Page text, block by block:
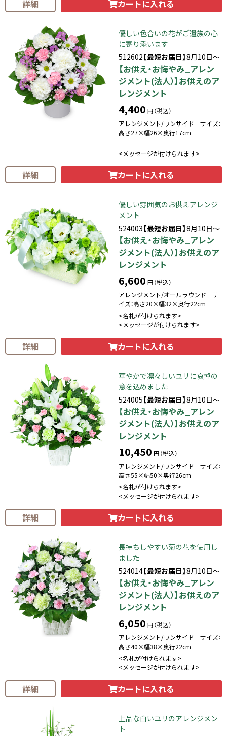
詳細 カートに入れる
優しい色合いの花がご遺族の心
に寄り添います
512602【最短お届日】8月10日～
【お供え・お悔やみ_アレン
ジメント(法人）】お供えのア
レンジメント
4,400 円（税込）
アレンジメント/ワンサイド サイズ：
高さ27×幅26×奥行17cm
<メッセージが付けられます>
詳細 カートに入れる
優しい雰囲気のお供えアレンジ
メント
524003【最短お届日】8月10日～
【お供え・お悔やみ_アレン
ジメント(法人）】お供えのア
レンジメント
6,600 円（税込）
アレンジメント/オールラウンド サ
イズ：高さ20×幅32×奥行22cm
<名札が付けられます>
<メッセージが付けられます>
詳細 カートに入れる
華やかで凛々しいユリに哀悼の
意を込めました
524005【最短お届日】8月10日～
【お供え・お悔やみ_アレン
ジメント(法人）】お供えのア
レンジメント
10,450 円（税込）
アレンジメント/ワンサイド サイズ：
高さ55×幅50×奥行26cm
<名札が付けられます>
<メッセージが付けられます>
詳細 カートに入れる
長持ちしやすい菊の花を使用し
ました
524014【最短お届日】8月10日～
【お供え・お悔やみ_アレン
ジメント(法人）】お供えのア
レンジメント
6,050 円（税込）
アレンジメント/ワンサイド サイズ：
高さ40×幅38×奥行22cm
<名札が付けられます>
<メッセージが付けられます>
詳細 カートに入れる
上品な白いユリのアレンジメン
ト